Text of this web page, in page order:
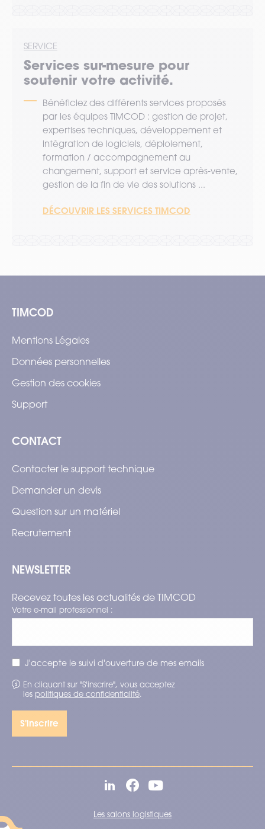
SERVICE
Services sur-mesure pour
soutenir votre activité.
Bénéficiez des différents services proposés
par les équipes TIMCOD : gestion de projet,
expertises techniques, développement et
intégration de logiciels, déploiement,
formation / accompagnement au
changement, support et service après-vente,
gestion de la fin de vie des solutions ...
DÉCOUVRIR LES SERVICES TIMCOD
TIMCOD
Mentions Légales
Données personnelles
Gestion des cookies
Support
CONTACT
Contacter le support technique
Demander un devis
Question sur un matériel
Recrutement
NEWSLETTER
Recevez toutes les actualités de TIMCOD
Votre e-mail professionnel :
J'accepte le suivi d'ouverture de mes emails
En cliquant sur "S'inscrire", vous acceptez
les politiques de confidentialité.
Les salons logistiques